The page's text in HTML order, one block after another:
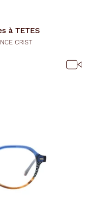
à TETES
CRIST